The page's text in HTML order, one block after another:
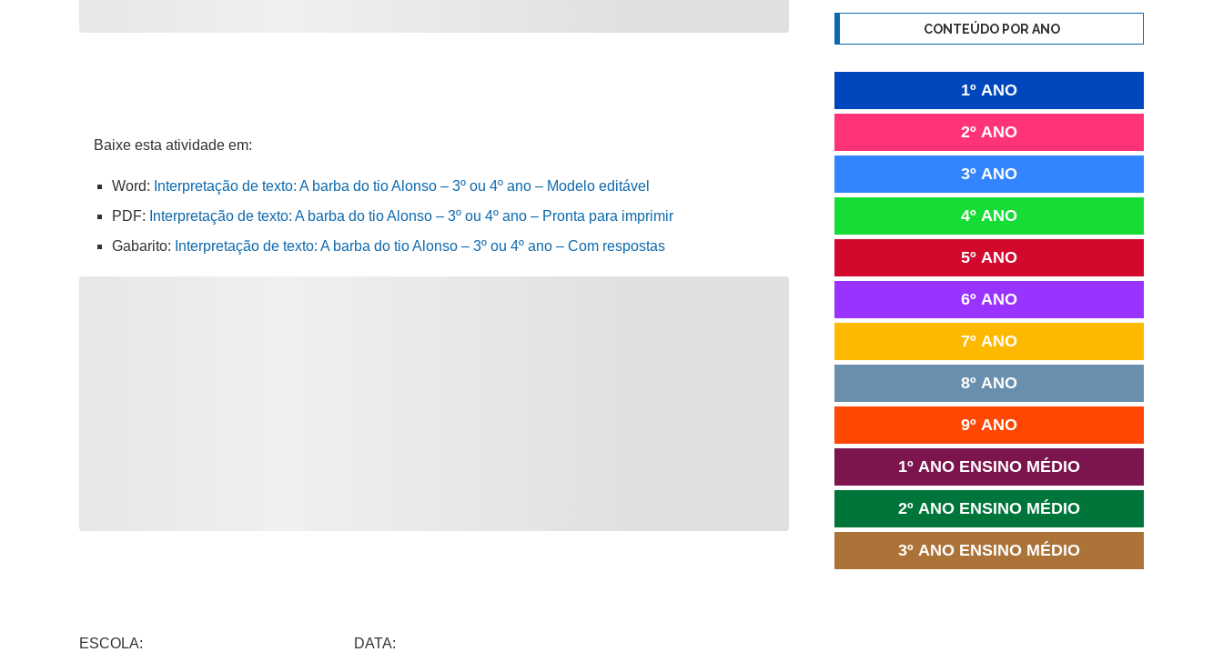
Baixe esta atividade em:
Word: Interpretação de texto: A barba do tio Alonso – 3º ou 4º ano – Modelo editável
PDF: Interpretação de texto: A barba do tio Alonso – 3º ou 4º ano – Pronta para imprimir
Gabarito: Interpretação de texto: A barba do tio Alonso – 3º ou 4º ano – Com respostas
ESCOLA: DATA:
CONTEÚDO POR ANO
1º ANO
2º ANO
3º ANO
4º ANO
5º ANO
6º ANO
7º ANO
8º ANO
9º ANO
1º ANO ENSINO MÉDIO
2º ANO ENSINO MÉDIO
3º ANO ENSINO MÉDIO